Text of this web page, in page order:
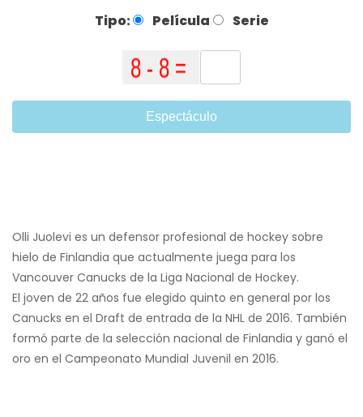
Tipo: Película Serie
Espectáculo
Olli Juolevi es un defensor profesional de hockey sobre
hielo de Finlandia que actualmente juega para los
Vancouver Canucks de la Liga Nacional de Hockey.
El joven de 22 años fue elegido quinto en general por los
Canucks en el Draft de entrada de la NHL de 2016. También
formó parte de la selección nacional de Finlandia y ganó el
oro en el Campeonato Mundial Juvenil en 2016.